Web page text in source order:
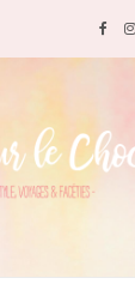
F
c
I